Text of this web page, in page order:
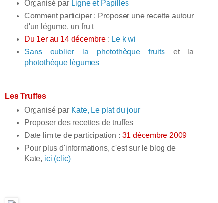
Organisé par Ligne et Papilles
Comment participer : Proposer une recette autour
d'un légume, un fruit
Du 1er au 14 décembre: Le kiwi
Sans oublier la photothèque fruitset la
photothèque légumes
Les Truffes
Organisé par Kate, Le plat du jour
Proposer des recettes de truffes
Date limite de participation : 31 décembre 2009
Pour plus d'informations, c'est sur le blog de
Kate, ici (clic)